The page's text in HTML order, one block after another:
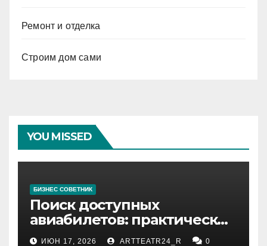
Ремонт и отделка
Строим дом сами
YOU MISSED
БИЗНЕС СОВЕТНИК
Поиск доступных
авиабилетов: практические
рекомендации
ИЮН 17, 2026 ARTTEATR24_R 0